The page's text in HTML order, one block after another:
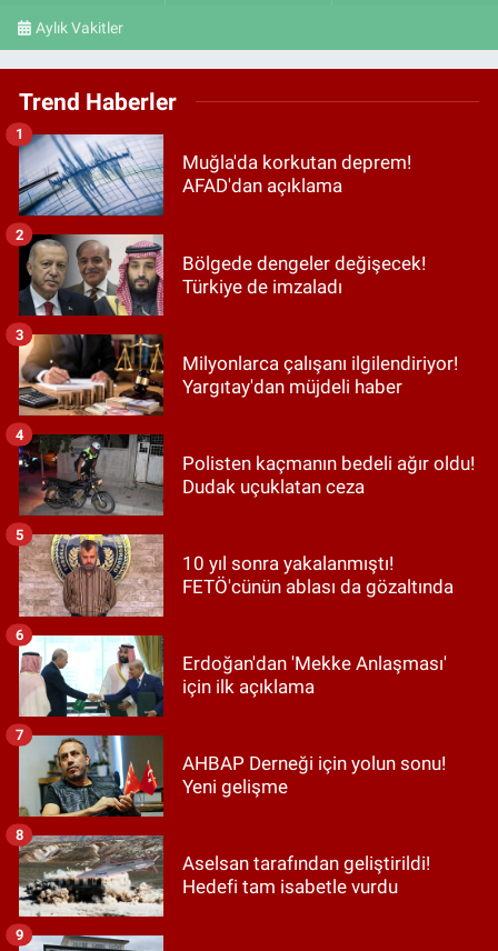
Aylık Vakitler
Trend Haberler
Muğla'da korkutan deprem!
AFAD'dan açıklama
1
Bölgede dengeler değişecek!
Türkiye de imzaladı
2
Milyonlarca çalışanı ilgilendiriyor!
Yargıtay'dan müjdeli haber
3
Polisten kaçmanın bedeli ağır oldu!
Dudak uçuklatan ceza
4
10 yıl sonra yakalanmıştı!
FETÖ'cünün ablası da gözaltında
5
Erdoğan'dan 'Mekke Anlaşması'
için ilk açıklama
6
AHBAP Derneği için yolun sonu!
Yeni gelişme
7
Aselsan tarafından geliştirildi!
Hedefi tam isabetle vurdu
8
9